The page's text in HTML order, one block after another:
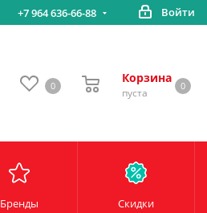
+7 964 636-66-88 Войти
0
Корзина
пуста
0
Бренды Скидки